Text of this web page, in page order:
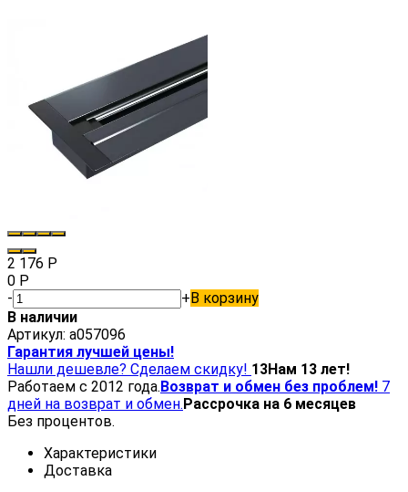
2 176 Р
0 Р
-
+В корзину
В наличии
Артикул: a057096
Гарантия лучшей цены!
Нашли дешевле? Сделаем скидку! 13Нам 13 лет!
Работаем с 2012 года.Возврат и обмен без проблем! 7
дней на возврат и обмен.Рассрочка на 6 месяцев
Без процентов.
Характеристики
Доставка